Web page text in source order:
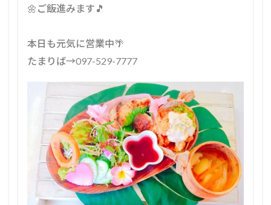
🌼ご飯進みます🎵⁡
⁡本日も元気に営業中🌴⁡
⁡たまりば→097-529-7777⁡